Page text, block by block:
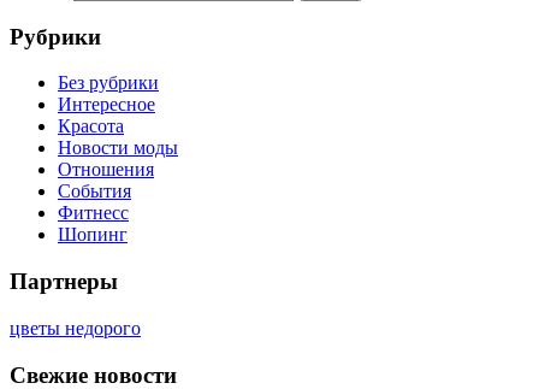
Рубрики
Без рубрики
Интересное
Красота
Новости моды
Отношения
События
Фитнесс
Шопинг
Партнеры
цветы недорого
Свежие новости